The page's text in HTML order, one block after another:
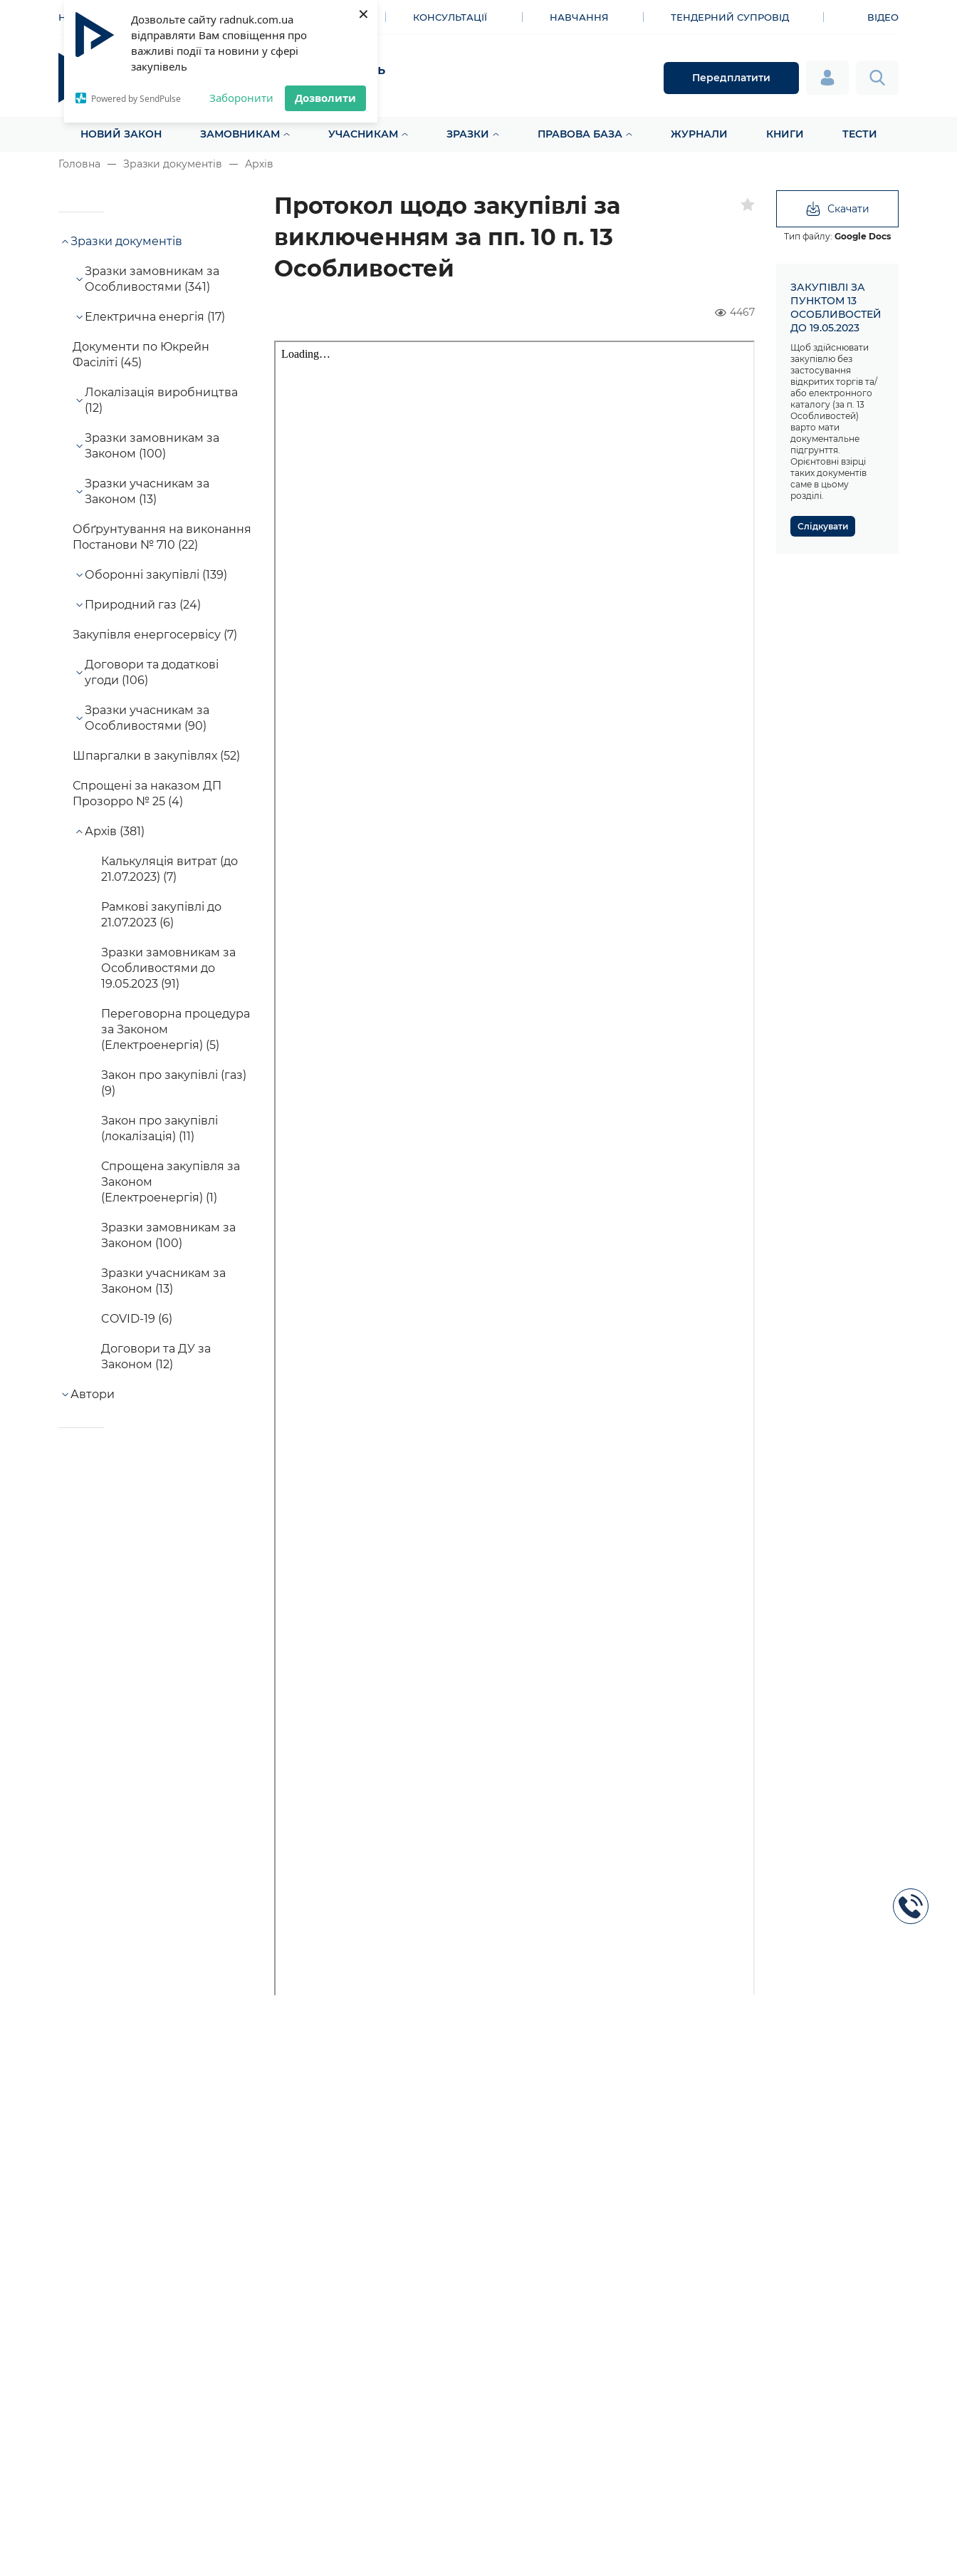
Дозвольте сайту radnuk.com.ua
відправляти Вам сповіщення про
важливі події та новини у сфері
закупівель
Powered by SendPulse Заборонити Дозволити
×
НОВИНИ СТАТТІ ІНСТРУМЕНТИ КОНСУЛЬТАЦІЇ НАВЧАННЯ ТЕНДЕРНИЙ СУПРОВІД ВІДЕО
Радник у сфері публічних закупівель
Все для закупівель на одному порталі
Передплатити
НОВИЙ ЗАКОН ЗАМОВНИКАМ УЧАСНИКАМ ЗРАЗКИ ПРАВОВА БАЗА ЖУРНАЛИ КНИГИ ТЕСТИ
Головна Зразки документів Архів
Зразки документів
Зразки замовникам за
Особливостями (341)
Електрична енергія (17)
Документи по Юкрейн
Фасіліті (45)
Локалізація виробництва
(12)
Зразки замовникам за
Законом (100)
Зразки учасникам за
Законом (13)
Обґрунтування на виконання
Постанови № 710 (22)
Оборонні закупівлі (139)
Природний газ (24)
Закупівля енергосервісу (7)
Договори та додаткові
угоди (106)
Зразки учасникам за
Особливостями (90)
Шпаргалки в закупівлях (52)
Спрощені за наказом ДП
Прозорро № 25 (4)
Архів (381)
Калькуляція витрат (до
21.07.2023) (7)
Рамкові закупівлі до
21.07.2023 (6)
Зразки замовникам за
Особливостями до
19.05.2023 (91)
Переговорна процедура
за Законом
(Електроенергія) (5)
Закон про закупівлі (газ)
(9)
Закон про закупівлі
(локалізація) (11)
Спрощена закупівля за
Законом
(Електроенергія) (1)
Зразки замовникам за
Законом (100)
Зразки учасникам за
Законом (13)
COVID-19 (6)
Договори та ДУ за
Законом (12)
Автори
Протокол щодо закупівлі за
виключенням за пп. 10 п. 13
Особливостей
4467
Скачати
Тип файлу:Google Docs
ЗАКУПІВЛІ ЗА
ПУНКТОМ 13
ОСОБЛИВОСТЕЙ
ДО 19.05.2023
Щоб здійснювати
закупівлю без
застосування
відкритих торгів та/
або електронного
каталогу (за п. 13
Особливостей)
варто мати
документальне
підгрунття.
Орієнтовні взірці
таких документів
саме в цьому
розділі.
Слідкувати